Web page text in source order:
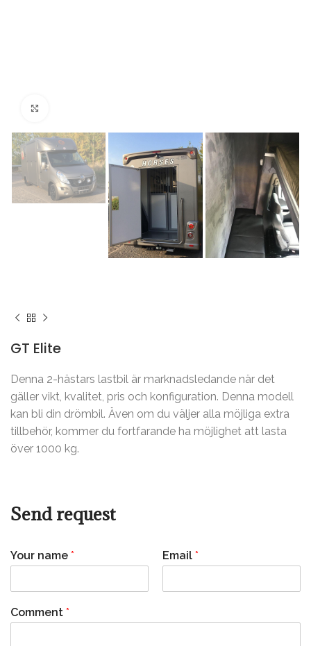
GT Elite
Denna 2-hästars lastbil är marknadsledande när det
gäller vikt, kvalitet, pris och konfiguration. Denna modell
kan bli din drömbil. Även om du väljer alla möjliga extra
tillbehör, kommer du fortfarande ha möjlighet att lasta
över 1000 kg.
Send request
Your name * Email *
Comment *